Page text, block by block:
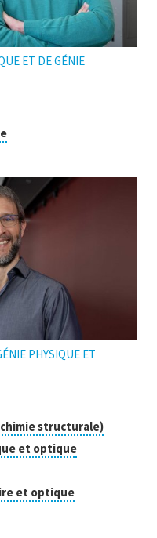
ET DE GÉNIE
Cliquer
pour
l'infobulle
PHYSIQUE ET
structurale)Cliquer
pour
et optiqueCliquer
pour
et optiqueCliquer
pour